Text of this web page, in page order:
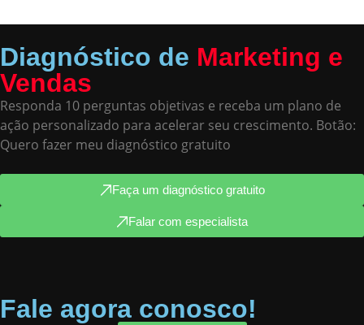
Diagnóstico de Marketing e
Vendas
Responda 10 perguntas objetivas e receba um plano de
ação personalizado para acelerar seu crescimento. Botão:
Quero fazer meu diagnóstico gratuito
Faça um diagnóstico gratuito
Falar com especialista
Fale agora conosco!